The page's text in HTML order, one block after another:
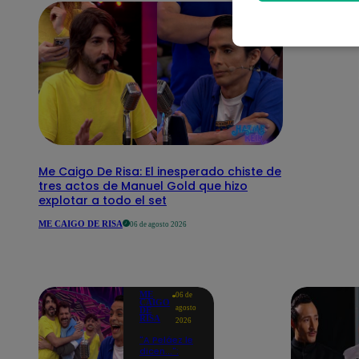
Me Caigo De Risa: El inesperado chiste de
tres actos de Manuel Gold que hizo
explotar a todo el set
ME CAIGO DE RISA 06 de agosto 2026
ME
CAIGO
DE
RISA
06 de
agosto
2026
"A Peláez le
dicen...":